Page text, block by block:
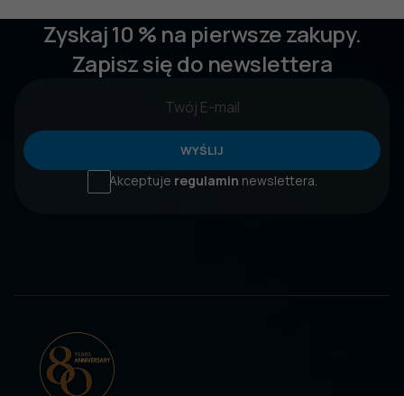
Zyskaj 10 % na pierwsze zakupy.
Zapisz się do newslettera
WYŚLIJ
Akceptuje regulamin newslettera.